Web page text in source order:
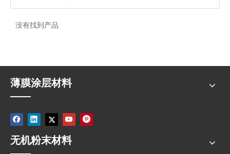
没有找到产品
薄膜涂层材料
无机粉末材料